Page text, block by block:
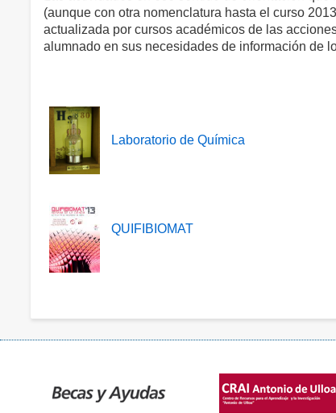
(aunque con otra nomenclatura hasta el curso
actualizada por cursos académicos de las
alumnado en sus necesidades de información de
Laboratorio de Química
QUIFIBIOMAT